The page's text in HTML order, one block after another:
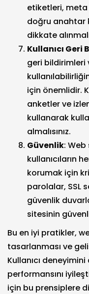
etiketleri, meta
doğru anahtar
dikkate
Kullanıcı
geri bildirimleri
için önemlidir.
anketler ve
kullanarak
almalısınız.
Güvenlik:
kullanıcıların
korumak için
parolalar, SSL
güvenlik
sitesinin
Bu en iyi pratikler,
tasarlanması ve
Kullanıcı
performansını
için bu prensiplere